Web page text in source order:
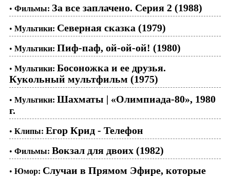
• Фильмы: За все заплачено. Серия 2 (1988)
• Мультики: Северная сказка (1979)
• Мультики: Пиф-паф, ой-ой-ой! (1980)
• Мультики: Босоножка и ее друзья.
Кукольный мультфильм (1975)
• Мультики: Шахматы | «Олимпиада-80», 1980
г.
• Клипы: Егор Крид - Телефон
• Фильмы: Вокзал для двоих (1982)
• Юмор: Случаи в Прямом Эфире, которые